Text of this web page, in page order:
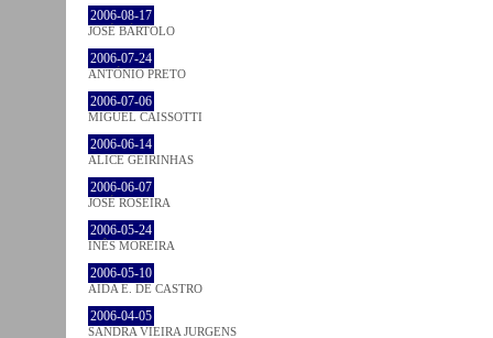
2006-08-17
JOSÉ BÁRTOLO
2006-07-24
ANTÓNIO PRETO
2006-07-06
MIGUEL CAISSOTTI
2006-06-14
ALICE GEIRINHAS
2006-06-07
JOSÉ ROSEIRA
2006-05-24
INÊS MOREIRA
2006-05-10
AIDA E. DE CASTRO
2006-04-05
SANDRA VIEIRA JURGENS